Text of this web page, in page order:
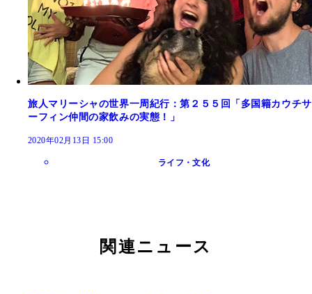
旅人マリーシャの世界一周紀行：第２５５回「多国籍カウチサ
ーフィン仲間の家飲みの実態！」
2020年02月13日 15:00
ライフ・文化
関連ニュース